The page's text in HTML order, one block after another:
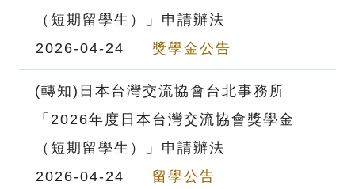
（短期留學生）」申請辦法
獎學金公告
2026-04-24
(轉知)日本台灣交流協會台北事務所
「2026年度日本台灣交流協會獎學金
（短期留學生）」申請辦法
留學公告
2026-04-24